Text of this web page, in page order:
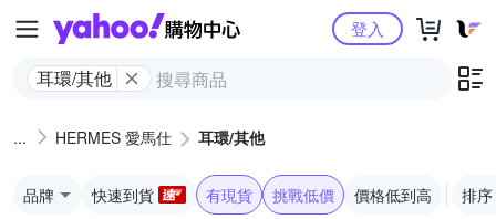
Yahoo購物中心
耳環/其他
登入
HERMES 愛馬仕 耳環/其他
品牌 快速到貨 有現貨 挑戰低價 價格低到高 排序